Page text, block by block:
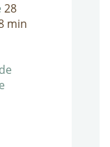
28
min